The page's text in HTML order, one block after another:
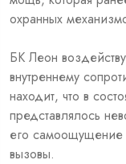
охранных
БК Леон
внутреннему
находит, что в
представлялось
его самоощущение
вызовы.